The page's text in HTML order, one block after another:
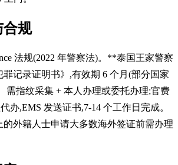
合规
法规(2022 年警察法)。**泰国王家警察
记录证明书》,有效期 6 个月(部分国家
需指纹采集 + 本人办理或委托办理;官费
办,EMS 发送证书,7-14 个工作日完成。
的外籍人士申请大多数海外签证前需办理